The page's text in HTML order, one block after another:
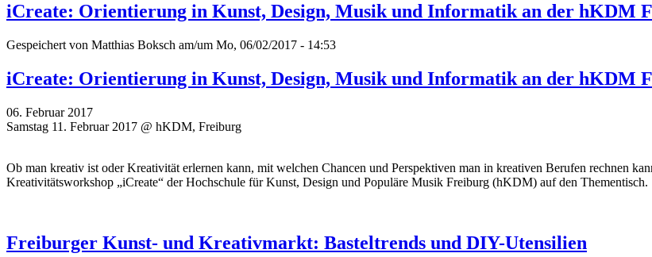
iCreate: Orientierung in Kunst, Design, Musik und Informatik an der hKDM
Gespeichert von Matthias Boksch am/um Mo, 06/02/2017 - 14:53
iCreate: Orientierung in Kunst, Design, Musik und Informatik an der hKDM
06. Februar 2017
Samstag 11. Februar 2017 @ hKDM, Freiburg
Ob man kreativ ist oder Kreativität erlernen kann, mit welchen Chancen und Perspektiven man in kreativen Berufen rechnen
Kreativitätsworkshop „iCreate“ der Hochschule für Kunst, Design und Populäre Musik Freiburg (hKDM) auf den Thementisch.
Freiburger Kunst- und Kreativmarkt: Basteltrends und DIY-Utensilien